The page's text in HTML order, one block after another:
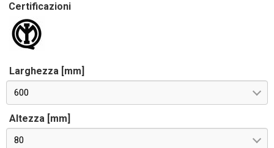
Certificazioni
Larghezza [mm]
600
Altezza [mm]
80